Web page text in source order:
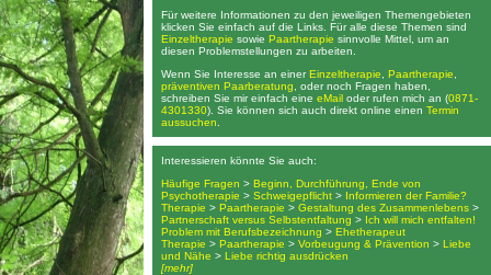
Für weitere Informationen zu den jeweiligen Themengebieten
klicken Sie einfach auf die Links. Für alle diese Themen sind
Einzeltherapie sowie Paartherapie sinnvolle Mittel, um an
diesen Problemstellungen zu arbeiten.
Wenn Sie Interesse an einerEinzeltherapie Paartherapie
präventiven Paarberatung , oder noch Fragen haben,
schreiben Sie mir einfach eine eMail oder rufen mich an (0871-
4301330). Sie können sich auch direkt online einen Termin
aussuchen
Interessieren könnte Sie auch:
Häufige Fragen > Beginn, Durchführung, Ende von
Psychotherapie > Schweigepflicht > Informieren der Familie?
Therapie > Paartherapie > Gestaltung des Zusammenlebens >
Partnerschaft versus Selbstentfaltung > Ich will mich entfalten!
Problem mit Berufsbezeichnung > Ehetherapeut
Therapie > Paartherapie > Vorbeugung & Prävention > Liebe
und Nähe > Liebe richtig ausdrücken
[mehr]